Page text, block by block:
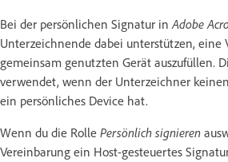
Bei der persönlichen Signatur inAdobe
Unterzeichnende dabei unterstützen, eine
gemeinsam genutzten Gerät auszufüllen.
verwendet, wenn der Unterzeichner
ein persönliches Device hat.
Wenn du die Rolle Persönlich signieren
Vereinbarung ein Host-gesteuertes